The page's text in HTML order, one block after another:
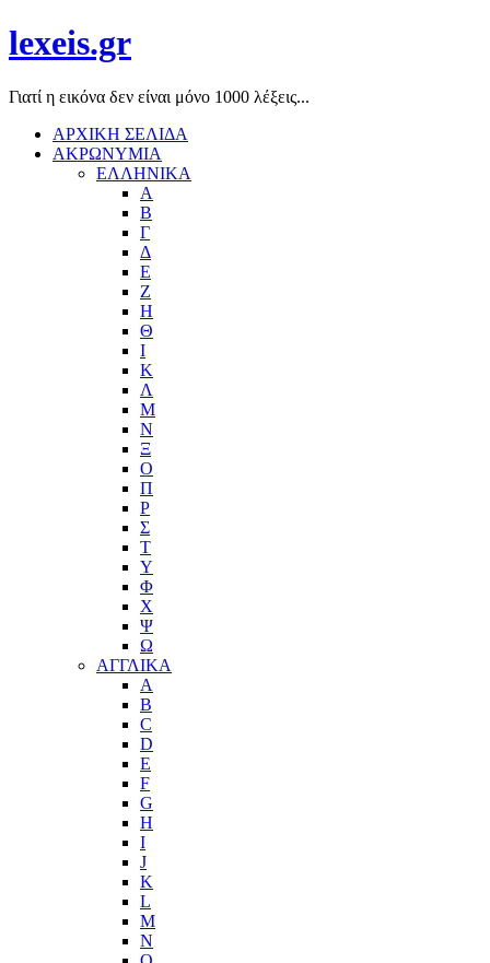
lexeis.gr
Γιατί η εικόνα δεν είναι μόνο 1000 λέξεις...
ΑΡΧΙΚΗ ΣΕΛΙΔΑ
ΑΚΡΩΝΥΜΙΑ
ΕΛΛΗΝΙΚΑ
Α
Β
Γ
Δ
Ε
Ζ
Η
Θ
Ι
Κ
Λ
Μ
Ν
Ξ
Ο
Π
Ρ
Σ
Τ
Υ
Φ
Χ
Ψ
Ω
ΑΓΓΛΙΚΑ
A
B
C
D
E
F
G
H
I
J
K
L
M
N